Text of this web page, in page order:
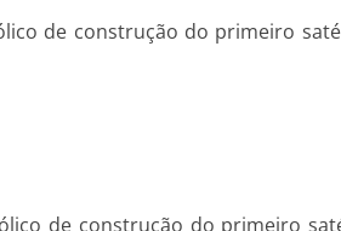
de construção do primeiro
de construção do primeiro